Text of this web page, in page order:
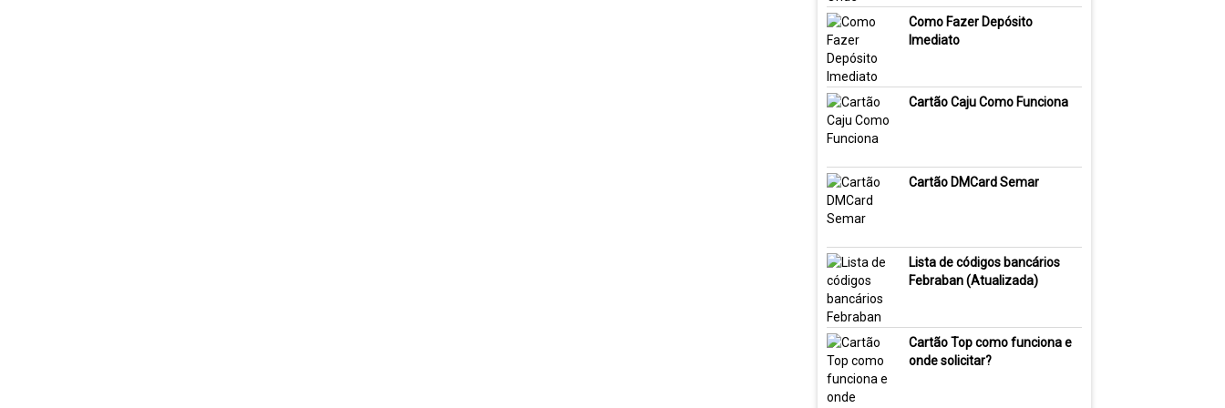
Como Fazer Depósito
Imediato
Cartão Caju Como Funciona
Cartão DMCard Semar
Lista de códigos bancários
Febraban (Atualizada)
Cartão Top como funciona e
onde solicitar?